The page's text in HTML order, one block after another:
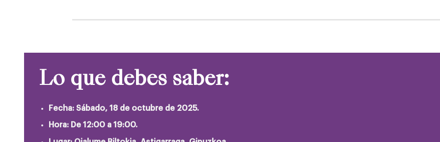
Lo que debes saber:
Fecha: Sábado, 18 de octubre de 2025.
Hora: De 12:00 a 19:00.